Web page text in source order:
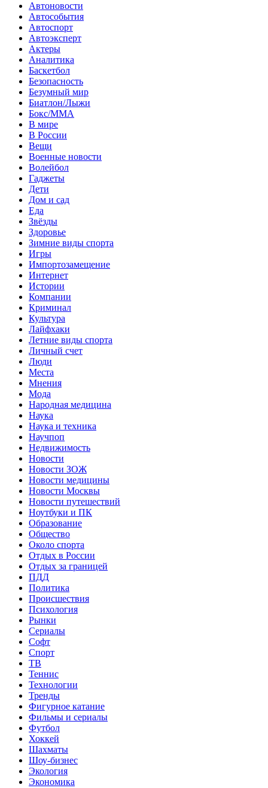
Автоновости
Автособытия
Автоспорт
Автоэксперт
Актеры
Аналитика
Баскетбол
Безопасность
Безумный мир
Биатлон/Лыжи
Бокс/MMA
В мире
В России
Вещи
Военные новости
Волейбол
Гаджеты
Дети
Дом и сад
Еда
Звёзды
Здоровье
Зимние виды спорта
Игры
Импортозамещение
Интернет
Истории
Компании
Криминал
Культура
Лайфхаки
Летние виды спорта
Личный счет
Люди
Места
Мнения
Мода
Народная медицина
Наука
Наука и техника
Научпоп
Недвижимость
Новости
Новости ЗОЖ
Новости медицины
Новости Москвы
Новости путешествий
Ноутбуки и ПК
Образование
Общество
Около спорта
Отдых в России
Отдых за границей
ПДД
Политика
Происшествия
Психология
Рынки
Сериалы
Софт
Спорт
ТВ
Теннис
Технологии
Тренды
Фигурное катание
Фильмы и сериалы
Футбол
Хоккей
Шахматы
Шоу-бизнес
Экология
Экономика